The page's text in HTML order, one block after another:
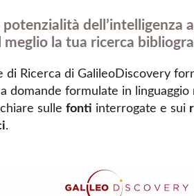
dell’intelligenza
meglio la tua ricerca
di Ricerca di GalileoDiscovery
domande formulate in
sulle fonti interrogate e sui
i.